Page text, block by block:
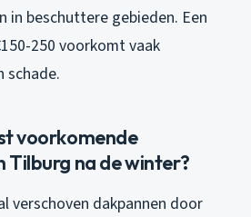
in beschuttere gebieden. Een
250 voorkomt vaak
schade.
voorkomende
Tilburg na de winter?
verschoven dakpannen door